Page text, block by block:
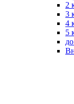
2
3
4
5